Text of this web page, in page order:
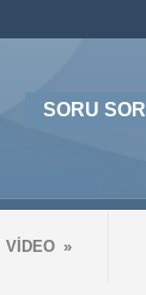
SORU SOR
VİDEO »